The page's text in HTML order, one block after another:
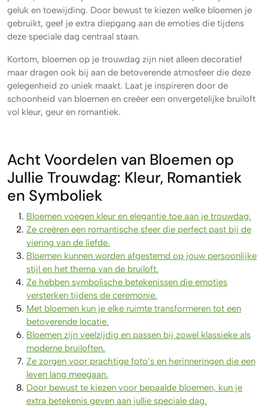
geluk en toewijding. Door bewust te kiezen welke bloemen je
gebruikt, geef je extra diepgang aan de emoties die tijdens
deze speciale dag centraal staan.
Kortom, bloemen op je trouwdag zijn niet alleen decoratief
maar dragen ook bij aan de betoverende atmosfeer die deze
gelegenheid zo uniek maakt. Laat je inspireren door de
schoonheid van bloemen en creëer een onvergetelijke bruiloft
vol kleur, geur en romantiek.
Acht Voordelen van Bloemen op
Jullie Trouwdag: Kleur, Romantiek
en Symboliek
Bloemen voegen kleur en elegantie toe aan je trouwdag.
Ze creëren een romantische sfeer die perfect past bij de
viering van de liefde.
Bloemen kunnen worden afgestemd op jouw persoonlijke
stijl en het thema van de bruiloft.
Ze hebben symbolische betekenissen die emoties
versterken tijdens de ceremonie.
Met bloemen kun je elke ruimte transformeren tot een
betoverende locatie.
Bloemen zijn veelzijdig en passen bij zowel klassieke als
moderne bruiloften.
Ze zorgen voor prachtige foto’s en herinneringen die een
leven lang meegaan.
Door bewust te kiezen voor bepaalde bloemen, kun je
extra betekenis geven aan jullie speciale dag.